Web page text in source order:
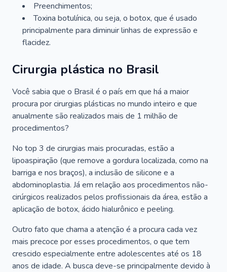
Preenchimentos;
Toxina botulínica, ou seja, o botox, que é usado
principalmente para diminuir linhas de expressão e
flacidez.
Cirurgia plástica no Brasil
Você sabia que o Brasil é o país em que há a maior
procura por cirurgias plásticas no mundo inteiro e que
anualmente são realizados mais de 1 milhão de
procedimentos?
No top 3 de cirurgias mais procuradas, estão a
lipoaspiração (que remove a gordura localizada, como na
barriga e nos braços), a inclusão de silicone e a
abdominoplastia. Já em relação aos procedimentos não-
cirúrgicos realizados pelos profissionais da área, estão a
aplicação de botox, ácido hialurônico e peeling.
Outro fato que chama a atenção é a procura cada vez
mais precoce por esses procedimentos, o que tem
crescido especialmente entre adolescentes até os 18
anos de idade. A busca deve-se principalmente devido à